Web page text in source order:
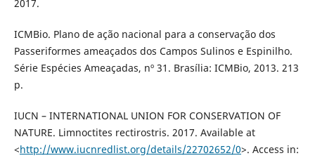
2017.
ICMBio. Plano de ação nacional para a conservação dos
Passeriformes ameaçados dos Campos Sulinos e Espinilho.
Série Espécies Ameaçadas, nº 31. Brasília: ICMBio, 2013. 213
p.
IUCN – INTERNATIONAL UNION FOR CONSERVATION OF
NATURE. Limnoctites rectirostris. 2017. Available at
<http://www.iucnredlist.org/details/22702652/0>. Access in: